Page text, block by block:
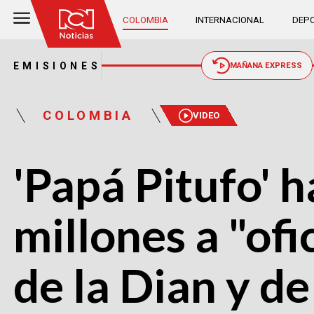
COLOMBIA INTERNACIONAL
EMISIONES MAÑANA EXPRESS
COLOMBIA VIDEO
'Papá Pitufo'
millones a
de la Dian y